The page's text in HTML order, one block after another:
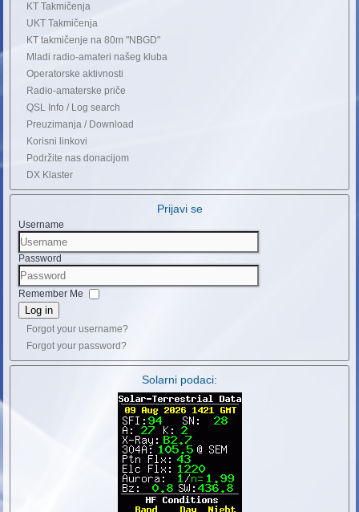
KT Takmičenja
UKT Takmičenja
KT takmičenje na 80m "NBGD"
Mladi radio-amateri našeg kluba
Operatorske aktivnosti
Radio-amaterske priče
QSL Info / Log search
Preuzimanja / Download
Korisni linkovi
Podržite nas donacijom
DX Klaster
Prijavi se
Username
Password
Remember Me
Log in
Forgot your username?
Forgot your password?
Solarni podaci: